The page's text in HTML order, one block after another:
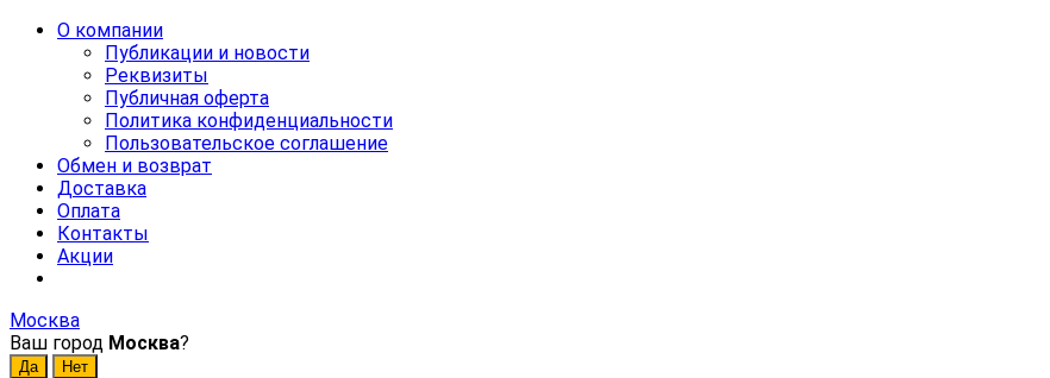
О компании
Публикации и новости
Реквизиты
Публичная оферта
Политика конфиденциальности
Пользовательское соглашение
Обмен и возврат
Доставка
Оплата
Контакты
Акции
Москва
Ваш город Москва?